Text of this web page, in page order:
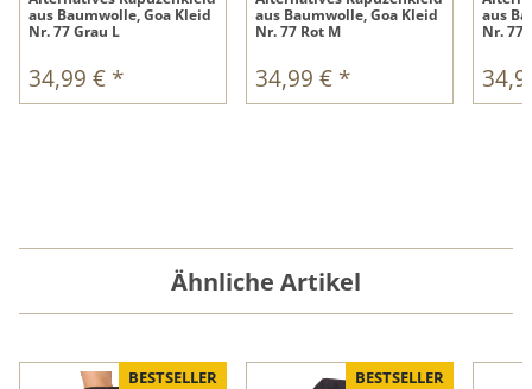
aus Baumwolle, Goa Kleid
Nr. 77 Grau L
34,99 € *
aus Baumwolle, Goa Kleid
Nr. 77 Rot M
34,99 € *
aus
Nr. 77
Ähnliche Artikel
BESTSELLER BESTSELLER